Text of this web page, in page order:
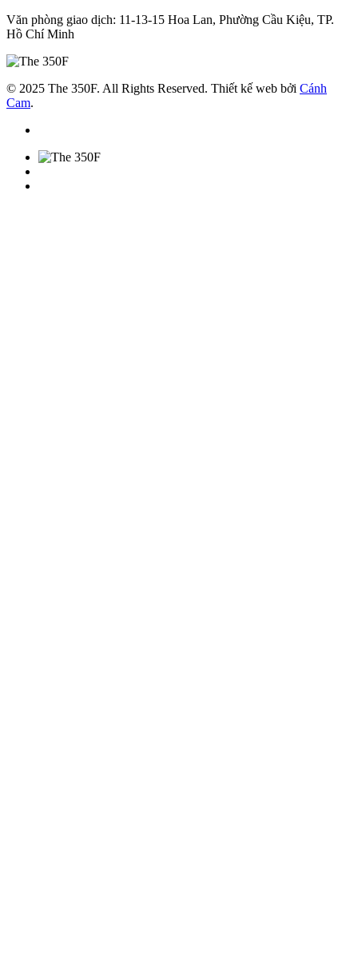
Văn phòng giao dịch: 11-13-15 Hoa Lan, Phường Cầu Kiệu, TP.
Hồ Chí Minh
© 2025 The 350F. All Rights Reserved. Thiết kế web bởi Cánh
Cam.